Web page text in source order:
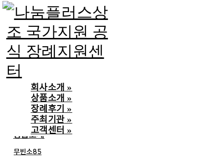
Skip to Main Content
회사소개
인사말
언론보도
상품소개
무빈소85
회사소개 »
상품소개 »
장례후기 »
주최기관 »
고객센터 »